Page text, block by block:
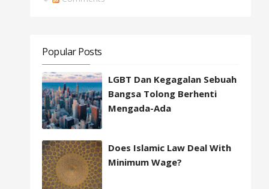
Popular Posts
LGBT Dan Kegagalan Sebuah
Bangsa Tolong Berhenti
Mengada-Ada
Does Islamic Law Deal With
Minimum Wage?